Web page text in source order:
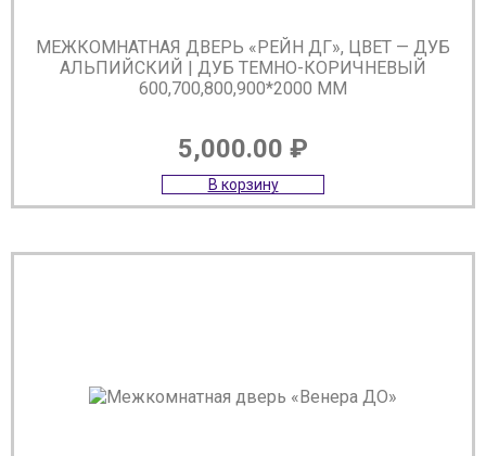
МЕЖКОМНАТНАЯ ДВЕРЬ «РЕЙН ДГ», ЦВЕТ — ДУБ
АЛЬПИЙСКИЙ | ДУБ ТЕМНО-КОРИЧНЕВЫЙ
600,700,800,900*2000 ММ
5,000.00 ₽
В корзину